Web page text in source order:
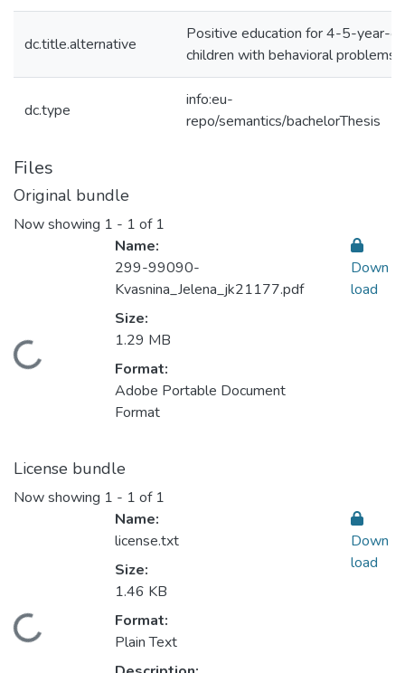
dc.title.alternative
Positive education for 4-5-year-
children with behavioral problems
dc.type
info:eu-
repo/semantics/bachelorThesis
Files
Original bundle
Now showing 1 - 1 of 1
Loading...
Name:
299-99090-
Kvasnina_Jelena_jk21177.pdf
Size:
1.29 MB
Format:
Adobe Portable Document
Format
Down
load
License bundle
Now showing 1 - 1 of 1
Loading...
Name:
license.txt
Size:
1.46 KB
Format:
Plain Text
Down
load